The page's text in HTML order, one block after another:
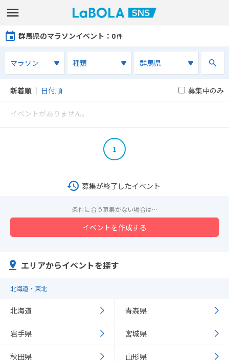
群馬県のマラソンイベント ：0件
新着順 ｜ 日付順 募集中のみ
イベントがありません。
1
募集が終了したイベント
条件に合う募集がない場合は…
イベントを作成する
エリアからイベントを探す
北海道・東北
北海道 青森県
岩手県 宮城県
秋田県 山形県